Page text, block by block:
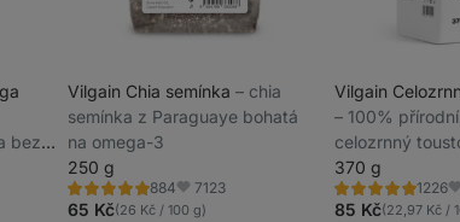
bez
Vilgain Chia semínka⁠–⁠ chia
semínka z Paraguaye bohatá
na omega-3
250 g
884
Hodnocení
5.0/5,
Oblíbené
7123
65 Kč(26 Kč / 100 g)
Vilgain
⁠–⁠ 100%
celozrnný
pouze 7
370 g
1226
Hodnocení
4.8/5,
85 Kč(22,97 Kč /